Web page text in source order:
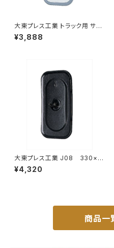
大東プレス工業 トラック用 サイ
ドミラー/バックミラー J08 330
X170 L012 DI-7
¥3,888
大東プレス工業 J08 330×1
70 サイドミラー/バックミラー
L012 黒 DI-7B
¥4,320
商品一